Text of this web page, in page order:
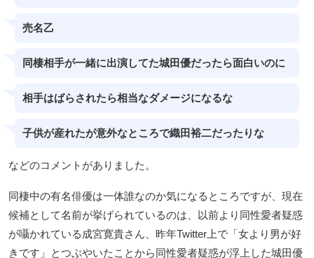
売名乙
同棲相手が一緒に出演してた城田優だったら面白いのに
相手はばらされたら相当なダメージになるな
子供が産れたが意外なところで織田裕二だったりな
などのコメントがありました。
同棲中の有名俳優は一体誰なのか気になるところですが、現在
候補として名前が挙げられているのは、以前より同性愛者疑惑
が囁かれている成宮寛貴さん、昨年Twitter上で「女より男が好
きです」とつぶやいたことから同性愛者疑惑が浮上した城田優